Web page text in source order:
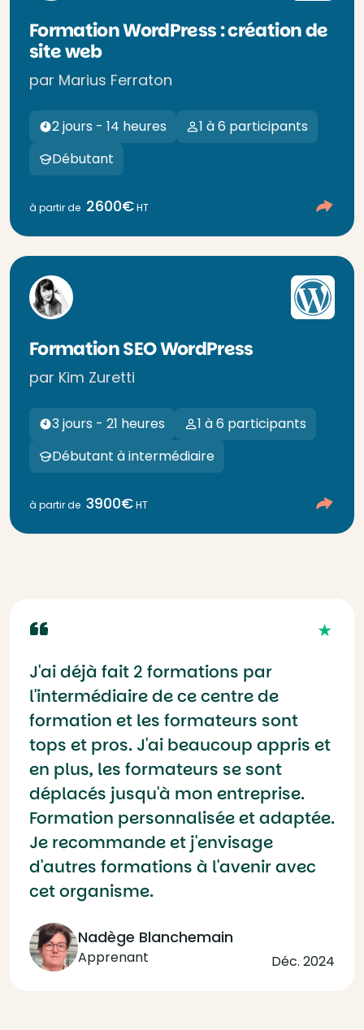
Formation WordPress : création de
site web
par Marius Ferraton
2 jours - 14 heures
1 à 6 participants
Débutant
à partir de 2600€HT
Formation SEO WordPress
par Kim Zuretti
3 jours - 21 heures
1 à 6 participants
Débutant à intermédiaire
à partir de 3900€HT
J'ai déjà fait 2 formations par
l'intermédiaire de ce centre de
formation et les formateurs sont
tops et pros. J'ai beaucoup appris et
en plus, les formateurs se sont
déplacés jusqu'à mon entreprise.
Formation personnalisée et adaptée.
Je recommande et j'envisage
d'autres formations à l'avenir avec
cet organisme.
Nadège Blanchemain
Apprenant Déc. 2024